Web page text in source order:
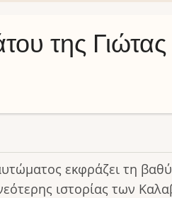
της
εκφράζει τη
ιστορίας των